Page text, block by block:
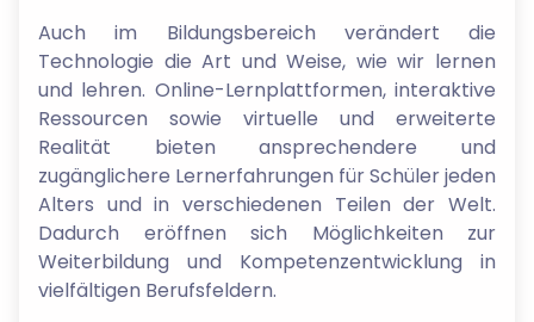
Auch im Bildungsbereich verändert die
Technologie die Art und Weise, wie wir lernen
und lehren. Online-Lernplattformen, interaktive
Ressourcen sowie virtuelle und erweiterte
Realität bieten ansprechendere und
zugänglichere Lernerfahrungen für Schüler jeden
Alters und in verschiedenen Teilen der Welt.
Dadurch eröffnen sich Möglichkeiten zur
Weiterbildung und Kompetenzentwicklung in
vielfältigen Berufsfeldern.